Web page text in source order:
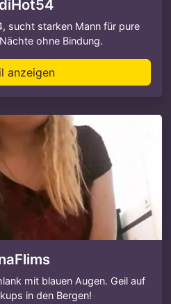
sucht starken Mann für pure
ohne Bindung.
anzeigen
mit blauen Augen. Geil auf
in den Bergen!